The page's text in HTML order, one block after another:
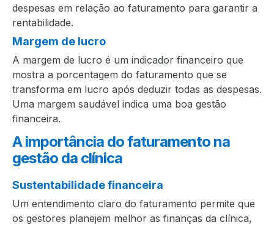
despesas em relação ao faturamento para garantir a
rentabilidade.
Margem de lucro
A margem de lucro é um indicador financeiro que
mostra a porcentagem do faturamento que se
transforma em lucro após deduzir todas as despesas.
Uma margem saudável indica uma boa gestão
financeira.
A importância do faturamento na
gestão da clínica
Sustentabilidade financeira
Um entendimento claro do faturamento permite que
os gestores planejem melhor as finanças da clínica,